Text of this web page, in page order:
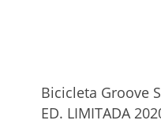
Bicicleta Groove
ED. LIMITADA